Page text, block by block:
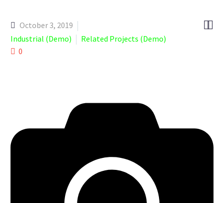

October 3, 2019
Industrial (Demo)
Related Projects (Demo)
0